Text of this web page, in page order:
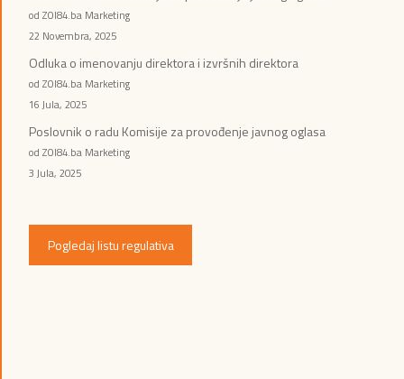
od ZOI84.ba Marketing
22 Novembra, 2025
Odluka o imenovanju direktora i izvršnih direktora
od ZOI84.ba Marketing
16 Jula, 2025
Poslovnik o radu Komisije za provođenje javnog oglasa
od ZOI84.ba Marketing
3 Jula, 2025
Pogledaj listu regulativa